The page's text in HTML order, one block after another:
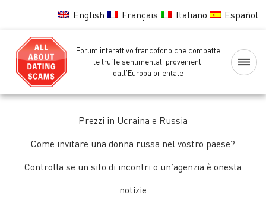
English Français Italiano Español
Forum interattivo francofono che combatte
le truffe sentimentali provenienti
dall'Europa orientale
Home
Lista
ragazze
Prezzi in Ucraina e Russia
Come invitare una donna russa nel vostro paese?
Controlla se un sito di incontri o un’agenzia è onesta
notizie